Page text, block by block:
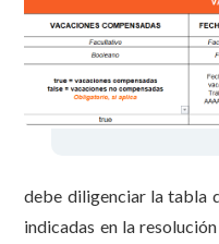
debe diligenciar la tabla
indicadas en la